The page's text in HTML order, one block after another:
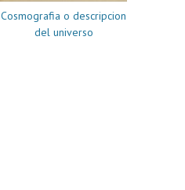
Cosmografia o descripcion
del universo